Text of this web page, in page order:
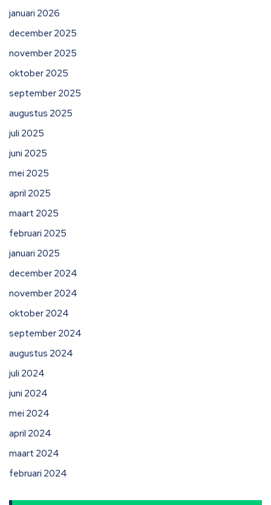
januari 2026
december 2025
november 2025
oktober 2025
september 2025
augustus 2025
juli 2025
juni 2025
mei 2025
april 2025
maart 2025
februari 2025
januari 2025
december 2024
november 2024
oktober 2024
september 2024
augustus 2024
juli 2024
juni 2024
mei 2024
april 2024
maart 2024
februari 2024